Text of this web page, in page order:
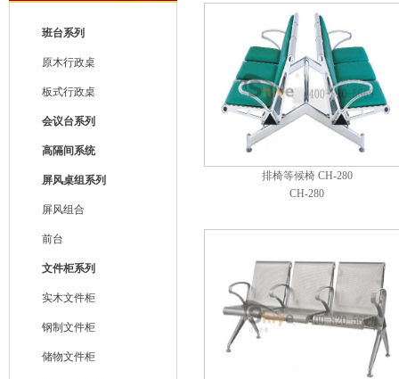
班台系列
原木行政桌
板式行政桌
会议台系列
高隔间系统
屏风桌组系列
屏风组合
前台
文件柜系列
实木文件柜
钢制文件柜
储物文件柜
排椅等候椅 CH-280
CH-280